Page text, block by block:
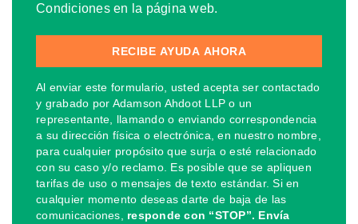
Condiciones en la página web.
Al enviar este formulario, usted acepta ser contactado
y grabado por Adamson Ahdoot LLP o un
representante, llamando o enviando correspondencia
a su dirección física o electrónica, en nuestro nombre,
para cualquier propósito que surja o esté relacionado
con su caso y/o reclamo. Es posible que se apliquen
tarifas de uso o mensajes de texto estándar. Si en
cualquier momento deseas darte de baja de las
comunicaciones, responde con “STOP”. Envía